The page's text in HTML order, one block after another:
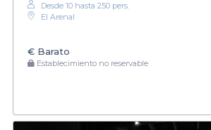
Desde 10 hasta 250 pers.
El Arenal
€ Barato
Establecimiento no reservable